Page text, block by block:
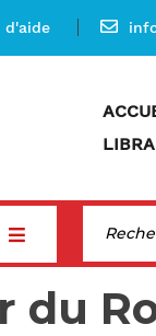
d'aide
du